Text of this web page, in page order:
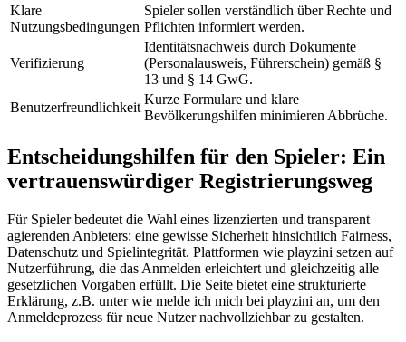
Klare
Nutzungsbedingungen
Spieler sollen verständlich über Rechte und
Pflichten informiert werden.
Verifizierung
Identitätsnachweis durch Dokumente
(Personalausweis, Führerschein) gemäß §
13 und § 14 GwG.
Benutzerfreundlichkeit
Kurze Formulare und klare
Bevölkerungshilfen minimieren Abbrüche.
Entscheidungshilfen für den Spieler: Ein
vertrauenswürdiger Registrierungsweg
Für Spieler bedeutet die Wahl eines lizenzierten und transparent
agierenden Anbieters: eine gewisse Sicherheit hinsichtlich Fairness,
Datenschutz und Spielintegrität. Plattformen wie playzini setzen auf
Nutzerführung, die das Anmelden erleichtert und gleichzeitig alle
gesetzlichen Vorgaben erfüllt. Die Seite bietet eine strukturierte
Erklärung, z.B. unter wie melde ich mich bei playzini an, um den
Anmeldeprozess für neue Nutzer nachvollziehbar zu gestalten.